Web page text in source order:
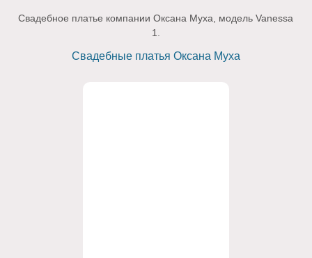
Свадебное платье компании Оксана Муха, модель Vanessa
1.
Свадебные платья Оксана Муха